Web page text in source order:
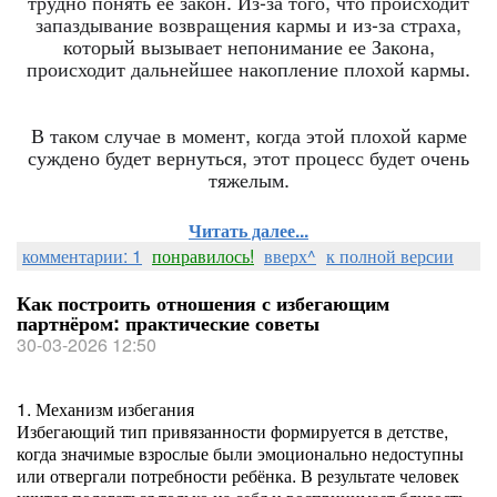
запаздывание возвращения кармы и из-за страха,
который вызывает непонимание ее Закона,
происходит дальнейшее накопление плохой кармы.
В таком случае в момент, когда этой плохой карме
суждено будет вернуться, этот процесс будет очень
тяжелым.
Читать далее...
комментарии: 1 понравилось! вверх^ к полной версии
Как построить отношения с избегающим
партнёром: практические советы
30-03-2026 12:50
1. Механизм избегания
Избегающий тип привязанности формируется в детстве,
когда значимые взрослые были эмоционально недоступны
или отвергали потребности ребёнка. В результате человек